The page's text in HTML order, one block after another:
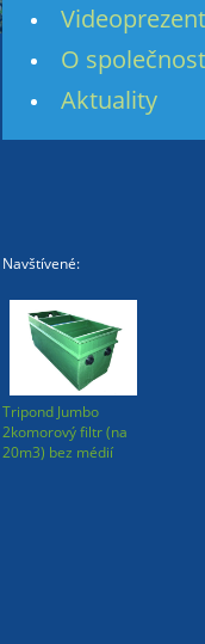
O
Aktuality
Navštívené:
Tripond Jumbo
2komorový filtr (na
20m3) bez médií